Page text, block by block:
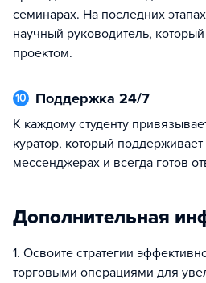
семинарах. На последних
научный руководитель,
проектом.
10 Поддержка 24/7
К каждому студенту привязывается персональный
куратор, который
мессенджерах и всегда готов
Дополнительная
1. Освоите стратегии
торговыми операциями для